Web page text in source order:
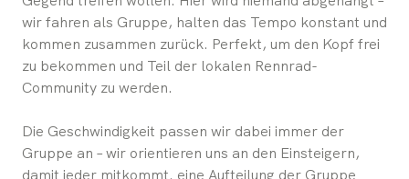
wir fahren als Gruppe, halten das Tempo konstant und
kommen zusammen zurück. Perfekt, um den Kopf frei
zu bekommen und Teil der lokalen Rennrad-
Community zu werden.
Die Geschwindigkeit passen wir dabei immer der
Gruppe an – wir orientieren uns an den Einsteigern,
damit jeder mitkommt. eine Aufteilung der Gruppe